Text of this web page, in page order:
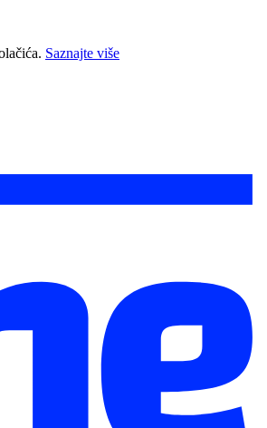
Saznajte više